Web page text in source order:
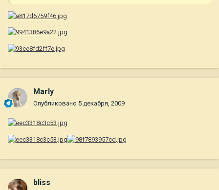
Marly
Опубликовано 5 декабря, 2009
bliss